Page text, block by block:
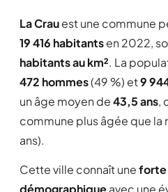
La Crauest une commune
19 416 habitantsen 2022,
habitants au km². La
472 hommes(49 %) et9
un âge moyen de43,5 ans,
commune plus âgée que la
ans).
Cette ville connaît uneforte
démographiqueavec une